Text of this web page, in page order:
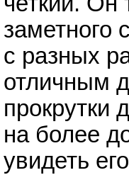
заметного
с разных
отличным
прокрутки
на более
увидеть